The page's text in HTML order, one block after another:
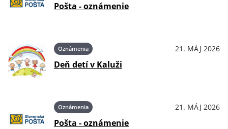
Pošta - oznámenie
Oznámenia 21. MÁJ 2026
Deň detí v Kaluži
Oznámenia 21. MÁJ 2026
Pošta - oznámenie